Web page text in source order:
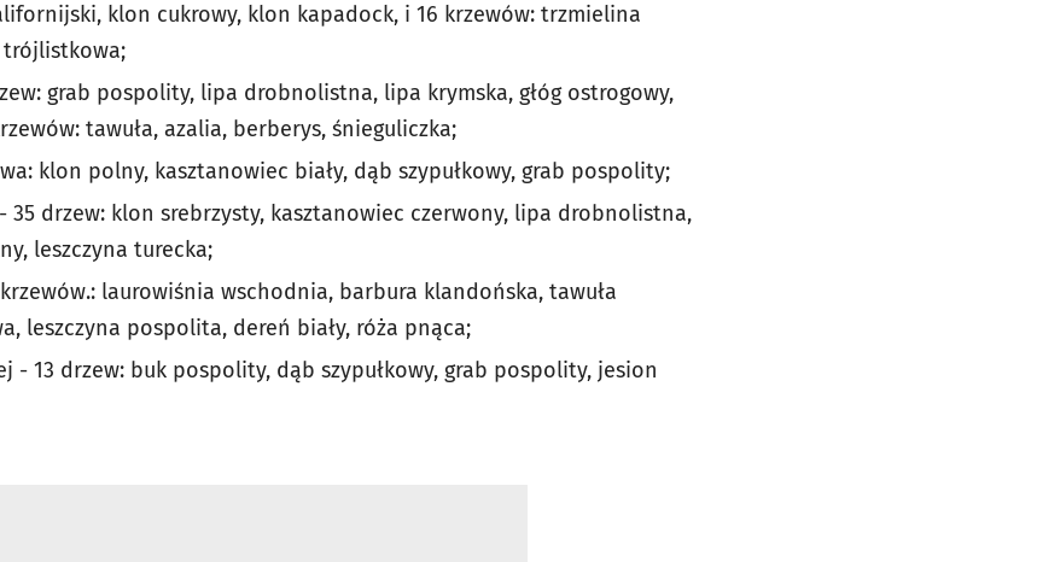
klon cukrowy, klon kapadock, i 16 krzewów: trzmielina
trójlistkowa;
grab pospolity, lipa drobnolistna, lipa krymska, głóg ostrogowy,
tawuła, azalia, berberys, śnieguliczka;
klon polny, kasztanowiec biały, dąb szypułkowy, grab pospolity;
35 drzew: klon srebrzysty, kasztanowiec czerwony, lipa drobnolistna,
leszczyna turecka;
laurowiśnia wschodnia, barbura klandońska, tawuła
leszczyna pospolita, dereń biały, róża pnąca;
- 13 drzew: buk pospolity, dąb szypułkowy, grab pospolity, jesion